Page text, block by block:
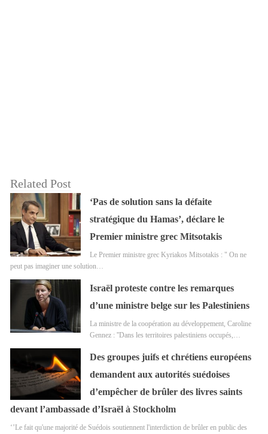
Related Post
‘Pas de solution sans la défaite
stratégique du Hamas’, déclare le
Premier ministre grec Mitsotakis
Le Premier ministre grec Kyriakos Mitsotakis : " On ne
peut pas imaginer une solution…
Israël proteste contre les remarques
d’une ministre belge sur les Palestiniens
La ministre de la coopération au développement, Caroline
Gennez : ''Dans les territoires palestiniens occupés,…
Des groupes juifs et chrétiens européens
demandent aux autorités suédoises
d’empêcher de brûler des livres saints
devant l’ambassade d’Israël à Stockholm
‘’Le fait qu'une majorité de Suédois soutiennent l'interdiction de brûler en public des